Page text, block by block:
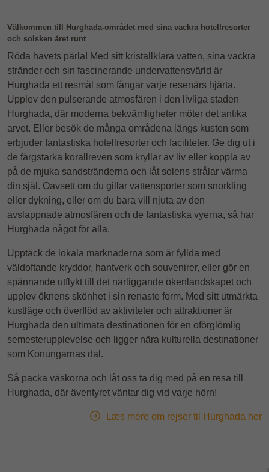
Välkommen till Hurghada-området med sina vackra hotellresorter
och solsken året runt
Röda havets pärla! Med sitt kristallklara vatten, sina vackra
stränder och sin fascinerande undervattensvärld är
Hurghada ett resmål som fångar varje resenärs hjärta.
Upplev den pulserande atmosfären i den livliga staden
Hurghada, där moderna bekvämligheter möter det antika
arvet. Eller besök de många områdena längs kusten som
erbjuder fantastiska hotellresorter och faciliteter. Ge dig ut i
de färgstarka korallreven som kryllar av liv eller koppla av
på de mjuka sandstränderna och låt solens strålar värma
din själ. Oavsett om du gillar vattensporter som snorkling
eller dykning, eller om du bara vill njuta av den
avslappnade atmosfären och de fantastiska vyerna, så har
Hurghada något för alla.
Upptäck de lokala marknaderna som är fyllda med
väldoftande kryddor, hantverk och souvenirer, eller gör en
spännande utflykt till det närliggande ökenlandskapet och
upplev öknens skönhet i sin renaste form. Med sitt utmärkta
kustläge och överflöd av aktiviteter och attraktioner är
Hurghada den ultimata destinationen för en oförglömlig
semesterupplevelse och ligger nära kulturella destinationer
som Konungarnas dal.
Så packa väskorna och låt oss ta dig med på en resa till
Hurghada, där äventyret väntar dig vid varje hörn!
Læs mere om rejser til Hurghada her